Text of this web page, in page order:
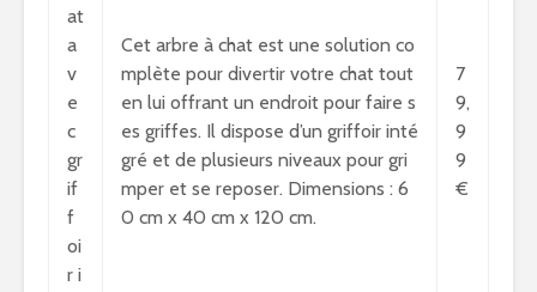
at
a
v
e
c
gr
if
f
oi
r i
Cet arbre à chat est une solution co
mplète pour divertir votre chat tout
en lui offrant un endroit pour faire s
es griffes. Il dispose d’un griffoir inté
gré et de plusieurs niveaux pour gri
mper et se reposer. Dimensions : 6
0 cm x 40 cm x 120 cm.
7
9,
9
9
€